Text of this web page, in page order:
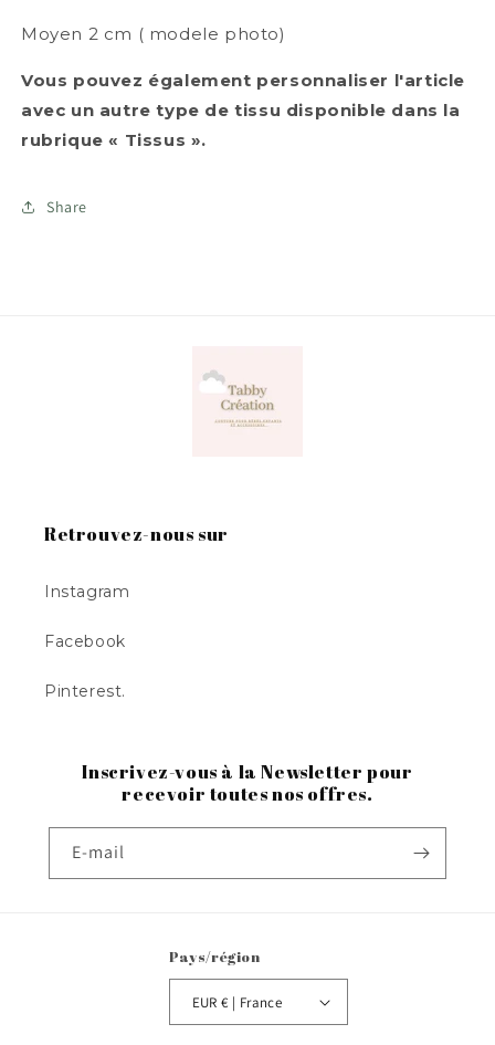
Moyen 2 cm ( modele photo)
Vous pouvez également personnaliser l'article
avec un autre type de tissu disponible dans la
rubrique « Tissus ».
Share
Retrouvez-nous sur
Instagram
Facebook
Pinterest.
Inscrivez-vous à la Newsletter pour
recevoir toutes nos offres.
E-mail
Pays/région
EUR € | France